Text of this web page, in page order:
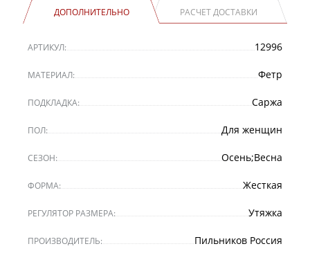
ДОПОЛНИТЕЛЬНО РАСЧЕТ ДОСТАВКИ
АРТИКУЛ: 12996
МАТЕРИАЛ: Фетр
ПОДКЛАДКА: Саржа
ПОЛ: Для женщин
СЕЗОН: Осень;Весна
ФОРМА: Жесткая
РЕГУЛЯТОР РАЗМЕРА: Утяжка
ПРОИЗВОДИТЕЛЬ: Пильников Россия